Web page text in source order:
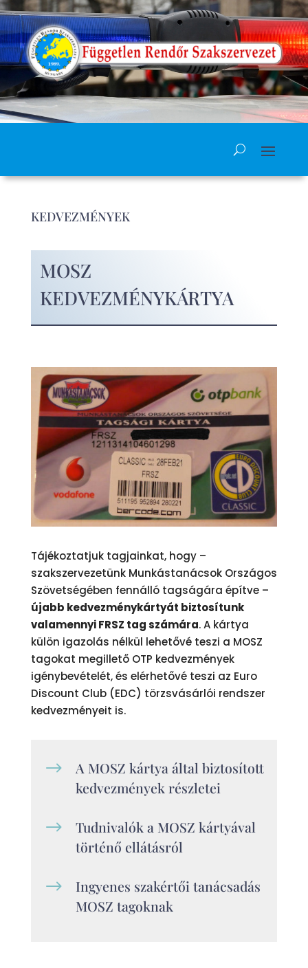
KEDVEZMÉNYEK
MOSZ
KEDVEZMÉNYKÁRTYA
Tájékoztatjuk tagjainkat, hogy –
szakszervezetünk Munkástanácsok Országos
Szövetségében fennálló tagságára építve –
újabb kedvezménykártyát biztosítunk
valamennyi FRSZ tag számára. A kártya
külön igazolás nélkül lehetővé teszi a MOSZ
tagokat megillető OTP kedvezmények
igénybevételét, és elérhetővé teszi az Euro
Discount Club (EDC) törzsvásárlói rendszer
kedvezményeit is.
$
A MOSZ kártya által biztosított
kedvezmények részletei
$
Tudnivalók a MOSZ kártyával
történő ellátásról
$
Ingyenes szakértői tanácsadás
MOSZ tagoknak